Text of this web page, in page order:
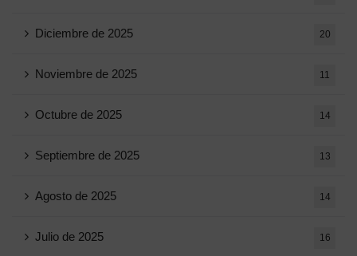
Diciembre de 2025 20
Noviembre de 2025 11
Octubre de 2025 14
Septiembre de 2025 13
Agosto de 2025 14
Julio de 2025 16